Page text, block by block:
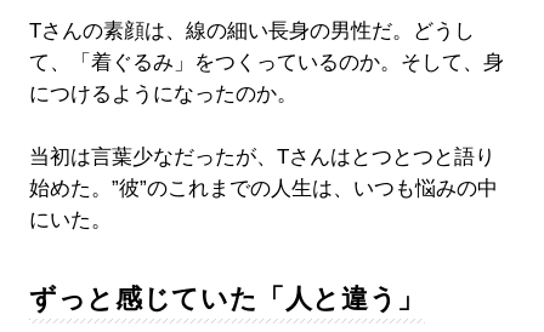
Tさんの素顔は、線の細い長身の男性だ。どうし
て、「着ぐるみ」をつくっているのか。そして、身
につけるようになったのか。
当初は言葉少なだったが、Tさんはとつとつと語り
始めた。”彼”のこれまでの人生は、いつも悩みの中
にいた。
ずっと感じていた「人と違う」